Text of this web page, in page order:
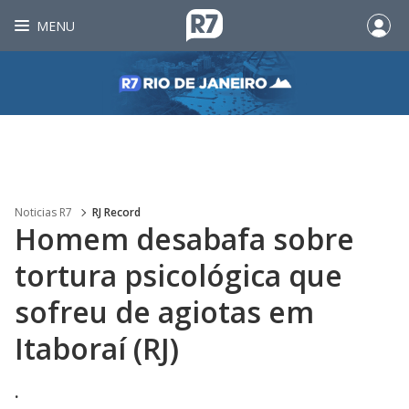
MENU
Noticias R7 RJ Record
Homem desabafa sobre
tortura psicológica que
sofreu de agiotas em
Itaboraí (RJ)
.